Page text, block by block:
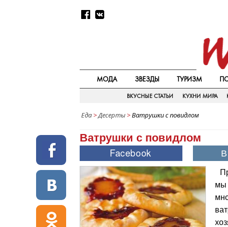
МОДА ЗВЕЗДЫ ТУРИЗМ
ВКУСНЫЕ СТАТЬИ КУХНИ МИРА
Еда >Десерты >Ватрушки с повидлом
Ватрушки с повидлом
мы